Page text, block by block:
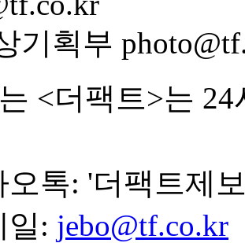
기획부
<더팩트>는
오톡: '더팩트제
일: jebo@tf.co.kr